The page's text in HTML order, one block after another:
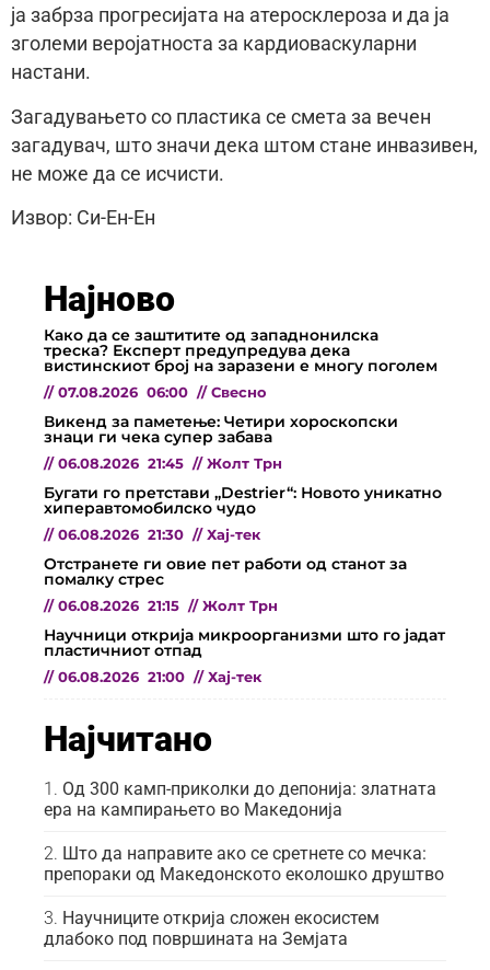
ја забрза прогресијата на атеросклероза и да ја
зголеми веројатноста за кардиоваскуларни
настани.
Загадувањето со пластика се смета за вечен
загадувач, што значи дека штом стане инвазивен,
не може да се исчисти.
Извор: Си-Ен-Ен
Најново
Како да се заштитите од западнонилска
треска? Експерт предупредува дека
вистинскиот број на заразени е многу поголем
// 07.08.2026 06:00 // Свесно
Викенд за паметење: Четири хороскопски
знаци ги чека супер забава
// 06.08.2026 21:45 // Жолт Трн
Бугати го претстави „Destrier“: Новото уникатно
хиперавтомобилско чудо
// 06.08.2026 21:30 // Хај-тек
Отстранете ги овие пет работи од станот за
помалку стрес
// 06.08.2026 21:15 // Жолт Трн
Научници открија микроорганизми што го јадат
пластичниот отпад
// 06.08.2026 21:00 // Хај-тек
Најчитано
Од 300 камп-приколки до депонија: златната
ера на кампирањето во Македонија
Што да направите ако се сретнете со мечка:
препораки од Македонското еколошко друштво
Научниците открија сложен екосистем
длабоко под површината на Земјата